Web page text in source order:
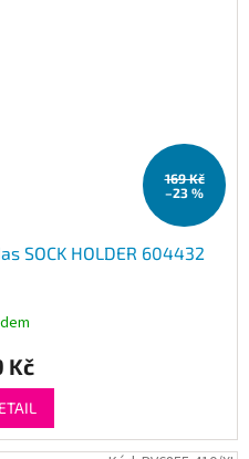
169 Kč
–23 %
SOCK HOLDER 604432
Kč